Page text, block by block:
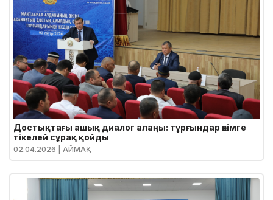
Достықтағы ашық диалог алаңы: тұрғындар әкімге
тікелей сұрақ қойды
02.04.2026 | АЙМАҚ